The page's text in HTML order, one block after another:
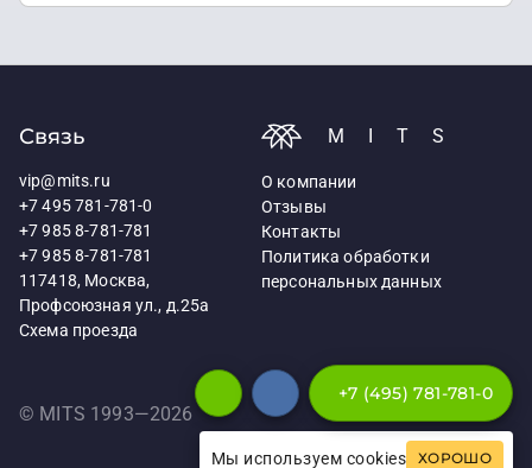
Связь
vip@mits.ru
+7 495 781-781-0
+7 985 8-781-781
+7 985 8-781-781
117418, Москва,
Профсоюзная ул., д.25а
Схема проезда
MITS
О компании
Отзывы
Контакты
Политика обработки
персональных данных
© MITS 1993—2026
+7 (495) 781-781-0
Мы используем cookies ХОРОШО